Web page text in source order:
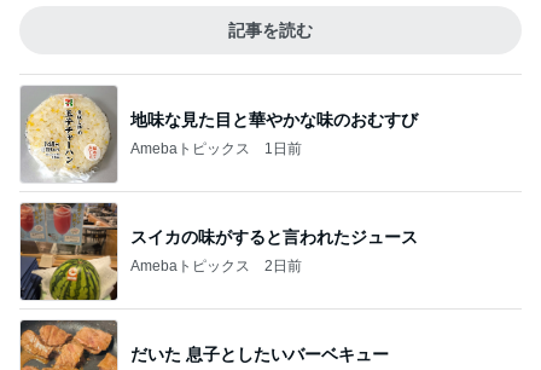
記事を読む
地味な見た目と華やかな味のおむすび
Amebaトピックス 1日前
スイカの味がすると言われたジュース
Amebaトピックス 2日前
だいた 息子としたいバーベキュー